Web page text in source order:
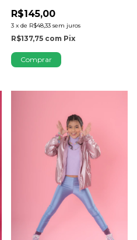
R$145,00
3 x de R$48,33 sem juros
R$137,75 com Pix
Comprar